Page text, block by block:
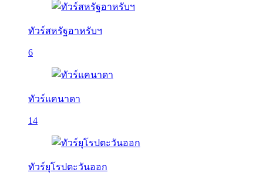
ทัวร์สหรัฐอาหรับฯ
6
ทัวร์แคนาดา
14
ทัวร์ยุโรปตะวันออก